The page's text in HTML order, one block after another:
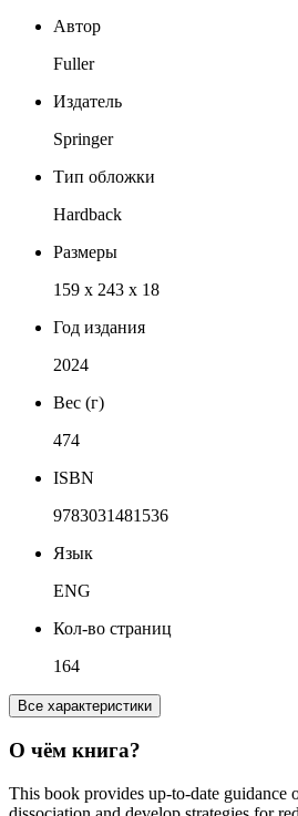
Автор
Fuller
Издатель
Springer
Тип обложки
Hardback
Размеры
159 x 243 x 18
Год издания
2024
Вес (г)
474
ISBN
9783031481536
Язык
ENG
Кол-во страниц
164
Все характеристики
О чём книга?
This book provides up-to-date guidance